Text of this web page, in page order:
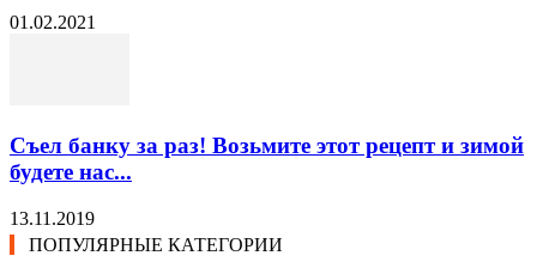
01.02.2021
Съел банку за раз! Возьмите этот рецепт и зимой
будете нас...
13.11.2019
ПОПУЛЯРНЫЕ КАТЕГОРИИ